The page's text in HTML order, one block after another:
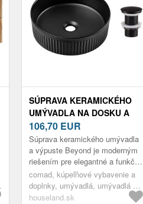
SÚPRAVA KERAMICKÉHO
UMÝVADLA NA DOSKU A
VÝPUSTE BEYOND 2
ČIERNA
106,70 EUR
Súprava keramického umývadla
a výpuste Beyond je moderným
riešením pre elegantné a funkčné
kúpeľne. Táto štýlová súprava
obsahuje okrúhle keramické...
comad, kúpeľňové vybavenie a
doplnky, umývadlá, umývadlá na
dosku
houseland.sk